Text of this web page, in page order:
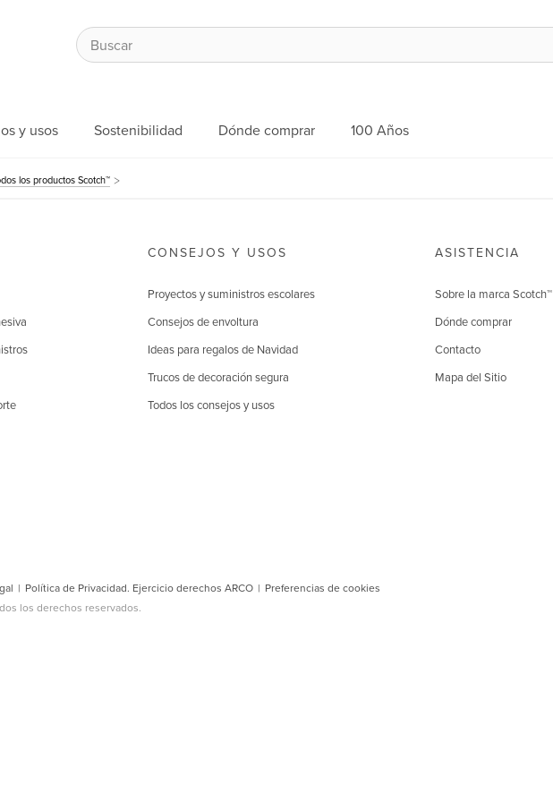
y usos Sostenibilidad Dónde comprar 100 Años
los productos Scotch™
CONSEJOS Y USOS
Proyectos y suministros escolares
Consejos de envoltura
Ideas para regalos de Navidad
Trucos de decoración segura
Todos los consejos y usos
ASISTENCIA
Sobre la marca Scotch™
Dónde comprar
Contacto
Mapa del Sitio
| Política de Privacidad. Ejercicio derechos ARCO | Preferencias de cookies
los derechos reservados.